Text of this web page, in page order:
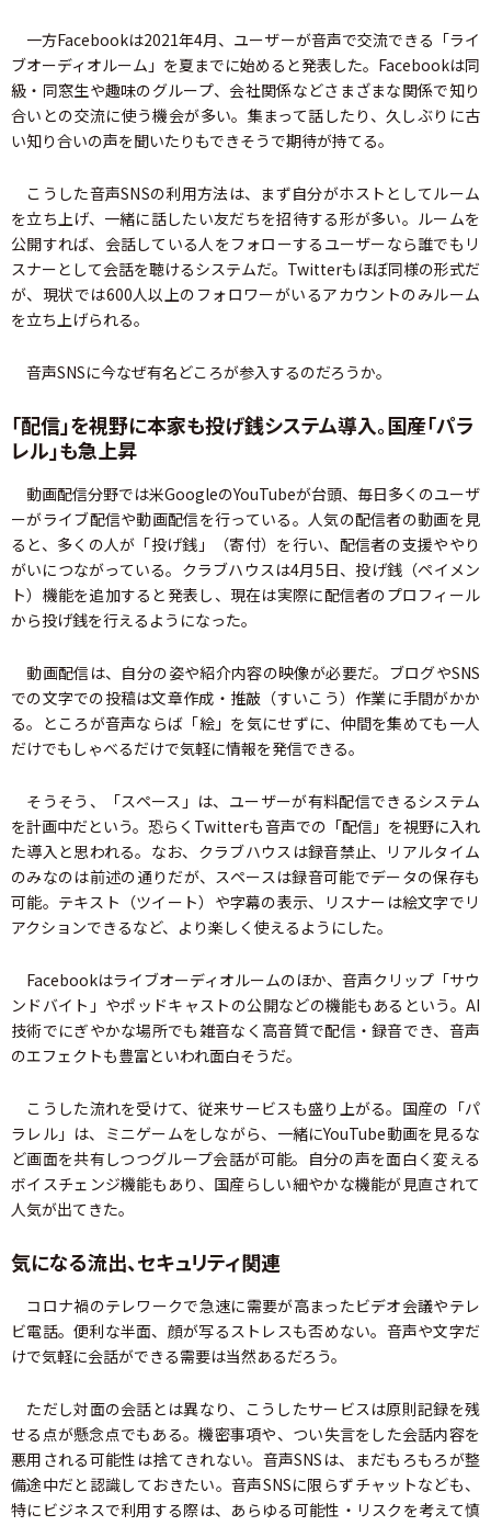
一方Facebookは2021年4月、ユーザーが音声で交流できる「ライ
ブオーディオルーム」を夏までに始めると発表した。Facebookは同
級・同窓生や趣味のグループ、会社関係などさまざまな関係で知り
合いとの交流に使う機会が多い。集まって話したり、久しぶりに古
い知り合いの声を聞いたりもできそうで期待が持てる。
こうした音声SNSの利用方法は、まず自分がホストとしてルーム
を立ち上げ、一緒に話したい友だちを招待する形が多い。ルームを
公開すれば、会話している人をフォローするユーザーなら誰でもリ
スナーとして会話を聴けるシステムだ。Twitterもほぼ同様の形式だ
が、現状では600人以上のフォロワーがいるアカウントのみルーム
を立ち上げられる。
音声SNSに今なぜ有名どころが参入するのだろうか。
「配信」を視野に本家も投げ銭システム導入。国産「パラ
レル」も急上昇
動画配信分野では米GoogleのYouTubeが台頭、毎日多くのユーザ
ーがライブ配信や動画配信を行っている。人気の配信者の動画を見
ると、多くの人が「投げ銭」（寄付）を行い、配信者の支援ややり
がいにつながっている。クラブハウスは4月5日、投げ銭（ペイメン
ト）機能を追加すると発表し、現在は実際に配信者のプロフィール
から投げ銭を行えるようになった。
動画配信は、自分の姿や紹介内容の映像が必要だ。ブログやSNS
での文字での投稿は文章作成・推敲（すいこう）作業に手間がかか
る。ところが音声ならば「絵」を気にせずに、仲間を集めても一人
だけでもしゃべるだけで気軽に情報を発信できる。
そうそう、「スペース」は、ユーザーが有料配信できるシステム
を計画中だという。恐らくTwitterも音声での「配信」を視野に入れ
た導入と思われる。なお、クラブハウスは録音禁止、リアルタイム
のみなのは前述の通りだが、スペースは録音可能でデータの保存も
可能。テキスト（ツイート）や字幕の表示、リスナーは絵文字でリ
アクションできるなど、より楽しく使えるようにした。
Facebookはライブオーディオルームのほか、音声クリップ「サウ
ンドバイト」やポッドキャストの公開などの機能もあるという。AI
技術でにぎやかな場所でも雑音なく高音質で配信・録音でき、音声
のエフェクトも豊富といわれ面白そうだ。
こうした流れを受けて、従来サービスも盛り上がる。国産の「パ
ラレル」は、ミニゲームをしながら、一緒にYouTube動画を見るな
ど画面を共有しつつグループ会話が可能。自分の声を面白く変える
ボイスチェンジ機能もあり、国産らしい細やかな機能が見直されて
人気が出てきた。
気になる流出、セキュリティ関連
コロナ禍のテレワークで急速に需要が高まったビデオ会議やテレ
ビ電話。便利な半面、顔が写るストレスも否めない。音声や文字だ
けで気軽に会話ができる需要は当然あるだろう。
ただし対面の会話とは異なり、こうしたサービスは原則記録を残
せる点が懸念点でもある。機密事項や、つい失言をした会話内容を
悪用される可能性は捨てきれない。音声SNSは、まだもろもろが整
備途中だと認識しておきたい。音声SNSに限らずチャットなども、
特にビジネスで利用する際は、あらゆる可能性・リスクを考えて慎